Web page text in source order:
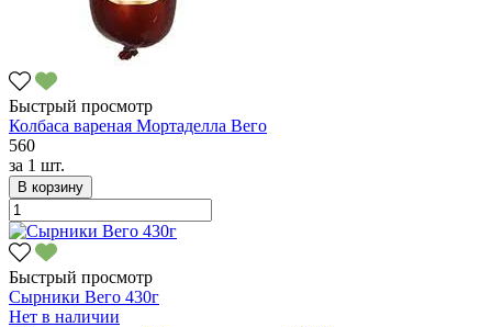
Быстрый просмотр
Колбаса вареная Мортаделла Вего
560
за 1 шт.
В корзину
Быстрый просмотр
Сырники Вего 430г
Нет в наличии